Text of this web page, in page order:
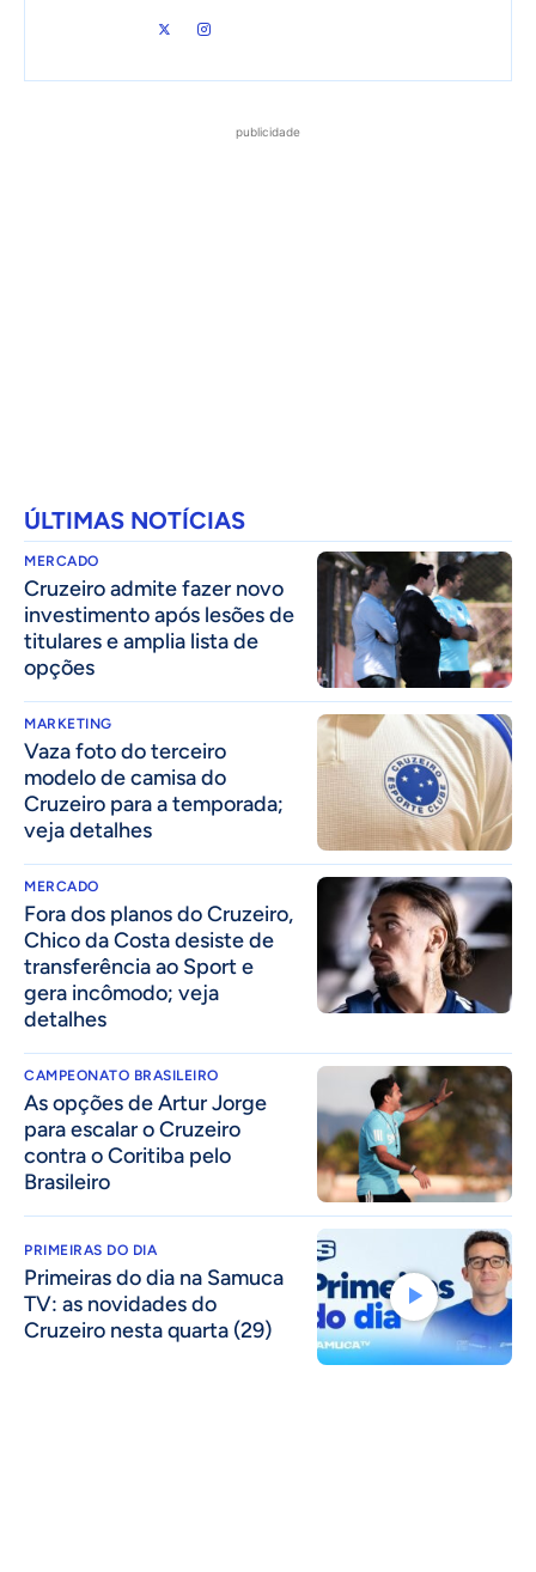
publicidade
ÚLTIMAS NOTÍCIAS
MERCADO
Cruzeiro admite fazer novo
investimento após lesões de
titulares e amplia lista de
opções
MARKETING
Vaza foto do terceiro
modelo de camisa do
Cruzeiro para a temporada;
veja detalhes
MERCADO
Fora dos planos do Cruzeiro,
Chico da Costa desiste de
transferência ao Sport e
gera incômodo; veja
detalhes
CAMPEONATO BRASILEIRO
As opções de Artur Jorge
para escalar o Cruzeiro
contra o Coritiba pelo
Brasileiro
PRIMEIRAS DO DIA
Primeiras do dia na Samuca
TV: as novidades do
Cruzeiro nesta quarta (29)